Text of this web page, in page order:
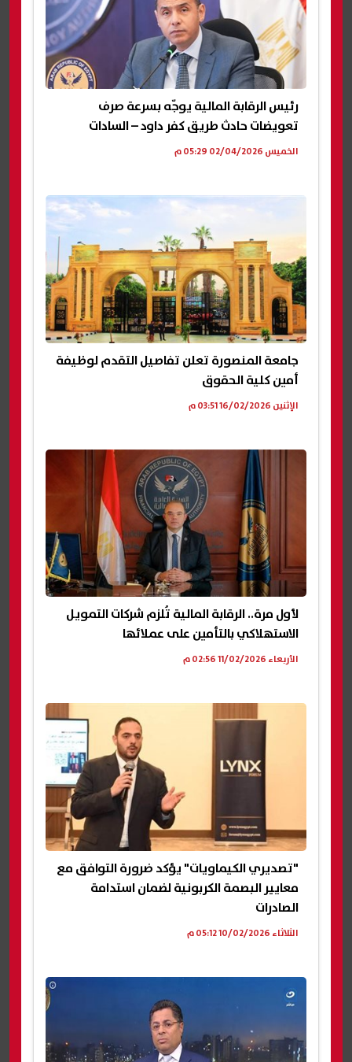
رئيس الرقابة المالية يوجّه بسرعة صرف
تعويضات حادث طريق كفر داود – السادات
الخميس 02/04/2026 05:29 م
جامعة المنصورة تعلن تفاصيل التقدم لوظيفة
أمين كلية الحقوق
الإثنين 16/02/2026 03:51 م
لأول مرة.. الرقابة المالية تُلزم شركات التمويل
الاستهلاكي بالتأمين على عملائها
الأربعاء 11/02/2026 02:56 م
"تصديري الكيماويات" يؤكد ضرورة التوافق مع
معايير البصمة الكربونية لضمان استدامة
الصادرات
الثلاثاء 10/02/2026 05:12 م